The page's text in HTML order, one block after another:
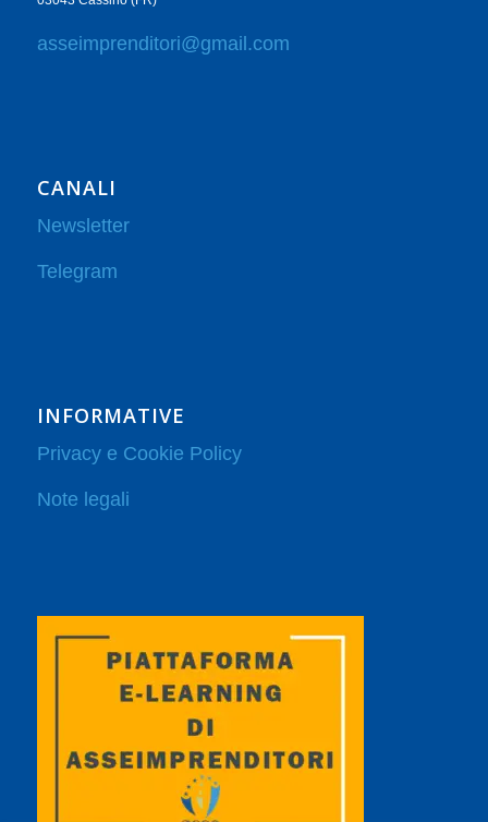
asseimprenditori@gmail.com
CANALI
Newsletter
Telegram
INFORMATIVE
Privacy e Cookie Policy
Note legali